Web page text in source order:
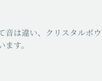
音は違い、クリスタルボ
す。